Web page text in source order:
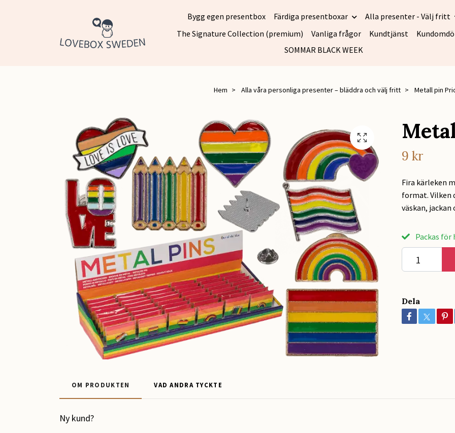
Bygg egen presentbox Färdiga presentboxar
Alla presenter - Välj fritt
The Signature Collection (premium)
Vanliga frågor Kundtjänst
SOMMAR BLACK WEEK
Hem Alla våra personliga presenter – bläddra och välj fritt Metall pin
9 kr
Fira kärleken
format. Vilken
väskan, jackan
Packas för
Dela
OM PRODUKTEN VAD ANDRA TYCKTE
Ny kund?